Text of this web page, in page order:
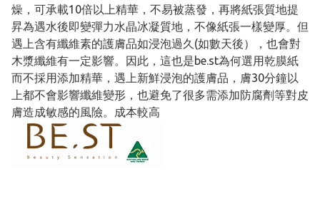
燥，可承載10倍以上精華，不易被蒸發，再將紙張質地提
昇為遇水後即變彈力水晶冰凝質地，不像紙張一樣變厚。但
遇上含有纖維素的護膚品如浸泡過久(如數天後），也會對
木漿纖維有一定影響。因此，這也是be.st為何選用乾膜紙
而不採用添加精華，遇上新鮮浸泡的護膚品，膚30分鐘以
上都不會影響纖維變形，也避免了很多需添加防腐劑等對皮
膚造成敏感的風險。成本較高